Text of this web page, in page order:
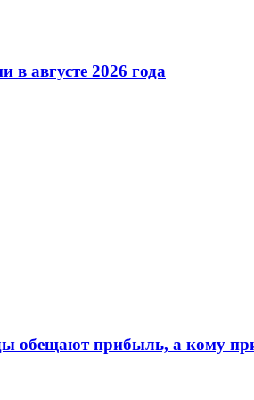
августе 2026 года
обещают прибыль, а кому